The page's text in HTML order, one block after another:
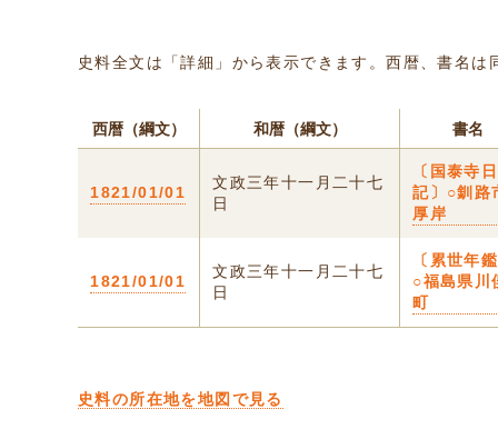
史料全文は「詳細」から表示できます。西暦、書名
西暦（綱文） 和暦（綱文） 書名
1821/01/01
文政三年十一月二十七
日
〔国泰寺
記〕○釧路
厚岸
1821/01/01
文政三年十一月二十七
日
〔累世年
○福島県川
町
史料の所在地を地図で見る